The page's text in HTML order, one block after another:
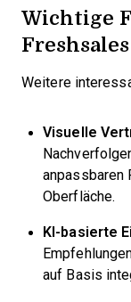
Wichtige
Freshsales
Weitere
Visuelle
anpassbaren
Oberfläche.
KI-basierte
auf Basis